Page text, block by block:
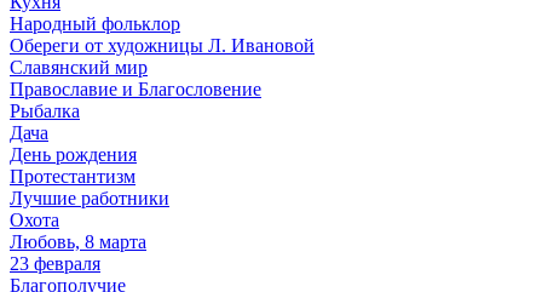
Народный фольклор
Обереги от художницы Л. Ивановой
Славянский мир
Православие и Благословение
Рыбалка
Дача
День рождения
Протестантизм
Лучшие работники
Охота
Любовь, 8 марта
23 февраля
Благополучие